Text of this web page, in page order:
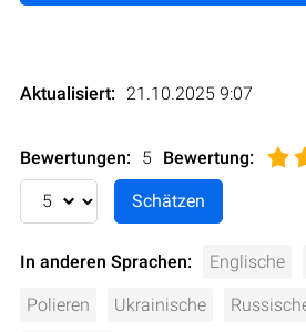
Aktualisiert: 21.10.2025 9:07
Bewertungen: 5 Bewertung:
In anderen Sprachen: Englische
Polieren Ukrainische